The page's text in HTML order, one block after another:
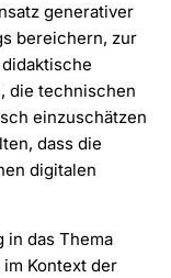
generativer
bereichern, zur
die technischen
einzuschätzen
dass die
digitalen
in das Thema
im Kontext der